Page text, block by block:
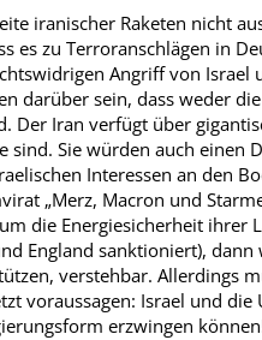
iranischer Raketen nicht
es zu Terroranschlägen in
Angriff von Israel
darüber sein, dass weder
Der Iran verfügt über
sind. Sie würden auch einen
Interessen an den
„Merz, Macron und
die Energiesicherheit ihrer
England sanktioniert),
verstehbar. Allerdings
voraussagen: Israel und
erzwingen